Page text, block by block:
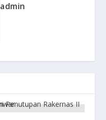
admin